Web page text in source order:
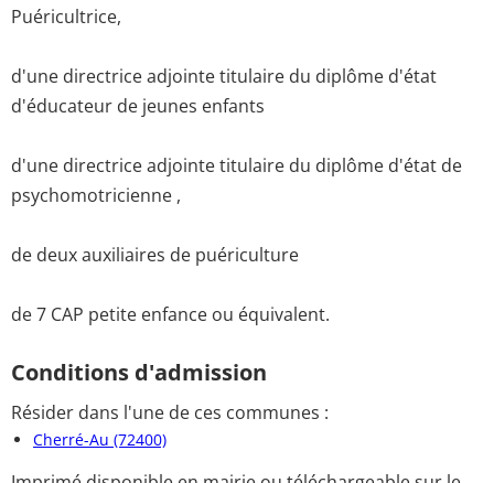
Puéricultrice,
d'une directrice adjointe titulaire du diplôme d'état
d'éducateur de jeunes enfants
d'une directrice adjointe titulaire du diplôme d'état de
psychomotricienne ,
de deux auxiliaires de puériculture
de 7 CAP petite enfance ou équivalent.
Conditions d'admission
Résider dans l'une de ces communes :
Cherré-Au (72400)